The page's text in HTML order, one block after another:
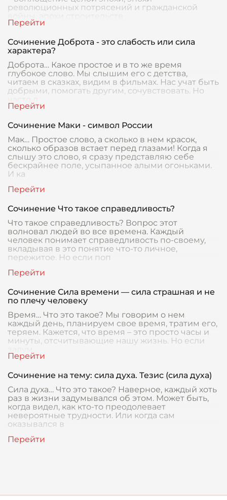
революционных потрясений и гражданской
Сочинение Доброта - это слабость или сила
характера?
Доброта… Какое простое и в то же время
глубокое слово. Мы слышим его с детства,
читаем в сказках, видим в фильмах. Нас учат быть
добрыми, помогать другим, сочувствовать. Но
Сочинение Маки - символ России
Мак… Простое слово, а сколько в нем красок,
сколько образов встает перед глазами! Когда я
слышу это слово, я сразу представляю себе
бескрайнее поле, усыпанное алыми огоньками.
И ка
Сочинение Что такое справедливость?
Что такое справедливость? Вопрос этот
волновал людей во все времена. Каждый
человек понимает справедливость по-своему,
вкладывая в это понятие что-то личное,
пережитое. Но если поп
Сочинение Сила времени — сила страшная и не
по плечу человеку
Время… Что это такое? Мы говорим о нем
каждый день, планируем свое время, тратим его,
теряем. Кажется, что время – это просто часы и
минуты, отсчитывающие нашу жизнь. Но если
Сочинение на тему: сила духа. Тезис (сила духа)
Сила духа… Что это такое? Наверное, каждый хоть
раз в жизни задумывался об этом. Может быть,
когда видел, как кто-то преодолевает
невероятные трудности. Или когда сам
оказывался в